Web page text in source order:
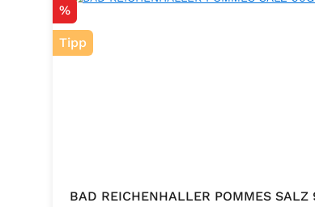
Rabatt
%
Tipp
BAD REICHENHALLER POMMES SALZ